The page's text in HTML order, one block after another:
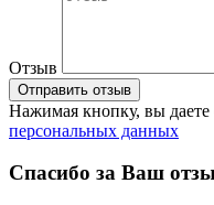
Отзыв
Отправить отзыв
Нажимая кнопку, вы даете
персональных данных
Спасибо за Ваш